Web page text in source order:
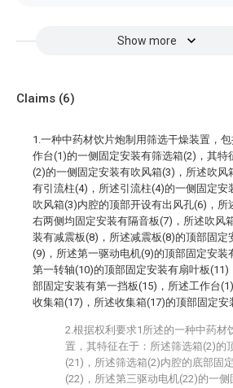
Show more
Claims (6)
1.一种中药材饮片炮制用筛选干燥装置，
作台(1)的一侧固定安装有筛选箱(2)，其特
(2)的一侧固定安装有吹风箱(3)，所述吹风
有引流柱(4)，所述引流柱(4)的一侧固定安
吹风箱(3)内腔的顶部开设有出风孔(6)，所
右两侧均固定安装有隔音板(7)，所述吹风
装有减震板(8)，所述减震板(8)的顶部固定
(9)，所述第一驱动电机(9)的顶部固定安装
第一转轴(10)的顶部固定安装有扇叶板
部固定安装有第一挡板(15)，所述工作台
收集箱(17)，所述收集箱(17)的顶部固定安
2.根据权利要求1所述的一种中药材
置，其特征在于：所述筛选箱(2)的
(21)，所述筛选箱(2)内腔的底部固
(22)，所述第三驱动电机(22)的一